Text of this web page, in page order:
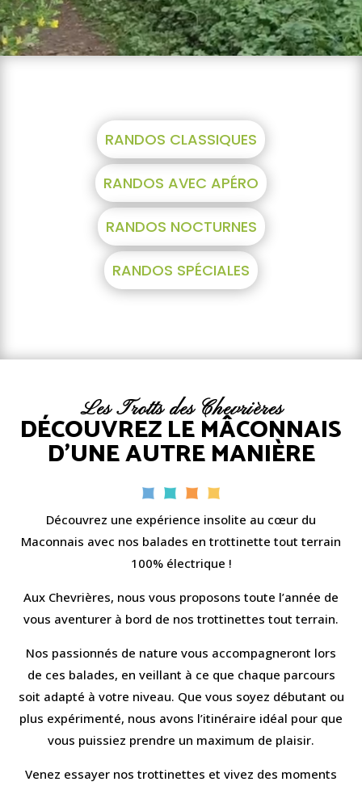
RANDOS CLASSIQUES
RANDOS AVEC APÉRO
RANDOS NOCTURNES
RANDOS SPÉCIALES
Les Trotts des Chevrières
DÉCOUVREZ LE MÂCONNAIS
D’UNE AUTRE MANIÈRE
Découvrez une expérience insolite au cœur du
Maconnais avec nos balades en trottinette tout terrain
100% électrique !
Aux Chevrières, nous vous proposons toute l’année de
vous aventurer à bord de nos trottinettes tout terrain.
Nos passionnés de nature vous accompagneront lors
de ces balades, en veillant à ce que chaque parcours
soit adapté à votre niveau. Que vous soyez débutant ou
plus expérimenté, nous avons l’itinéraire idéal pour que
vous puissiez prendre un maximum de plaisir.
Venez essayer nos trottinettes et vivez des moments